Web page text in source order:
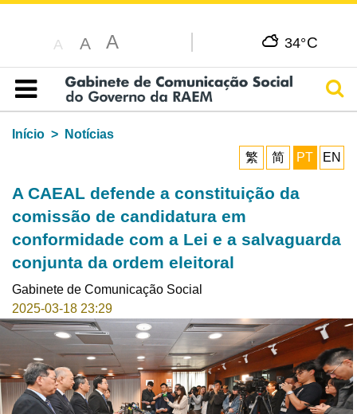
A A A 34°C
Índice
Início
Notícias
繁
简 PT EN
A CAEAL defende a constituição da
comissão de candidatura em
conformidade com a Lei e a salvaguarda
conjunta da ordem eleitoral
Gabinete de Comunicação Social
2025-03-18 23:29